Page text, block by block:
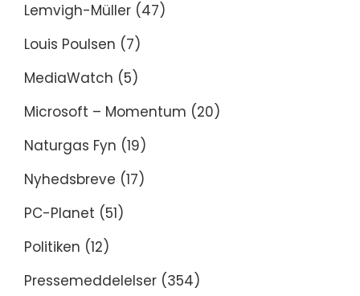
Lemvigh-Müller (47)
Louis Poulsen (7)
MediaWatch (5)
Microsoft – Momentum (20)
Naturgas Fyn (19)
Nyhedsbreve (17)
PC-Planet (51)
Politiken (12)
Pressemeddelelser (354)